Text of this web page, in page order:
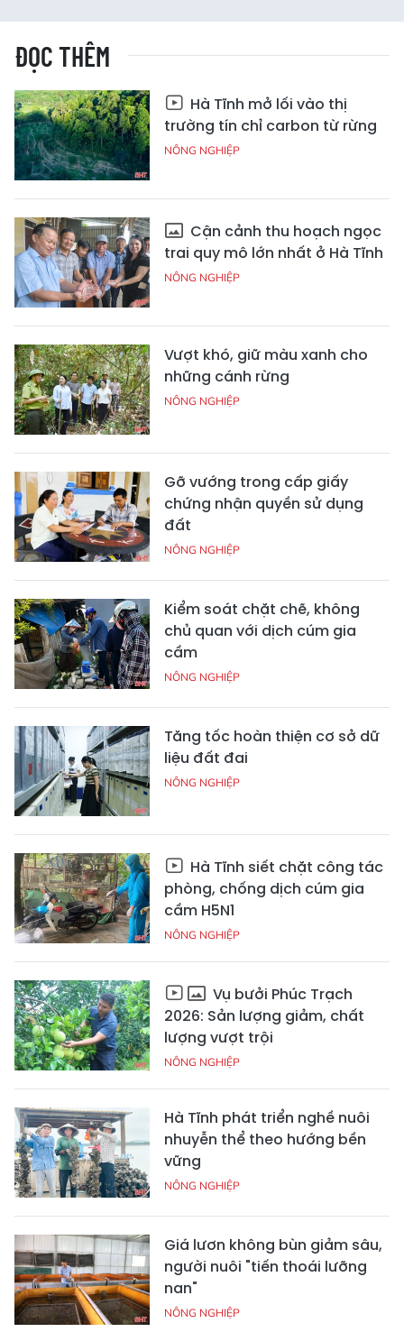
ĐỌC THÊM
Hà Tĩnh mở lối vào thị
trường tín chỉ carbon từ rừng
NÔNG NGHIỆP
Cận cảnh thu hoạch ngọc
trai quy mô lớn nhất ở Hà Tĩnh
NÔNG NGHIỆP
Vượt khó, giữ màu xanh cho
những cánh rừng
NÔNG NGHIỆP
Gỡ vướng trong cấp giấy
chứng nhận quyền sử dụng
đất
NÔNG NGHIỆP
Kiểm soát chặt chẽ, không
chủ quan với dịch cúm gia
cầm
NÔNG NGHIỆP
Tăng tốc hoàn thiện cơ sở dữ
liệu đất đai
NÔNG NGHIỆP
Hà Tĩnh siết chặt công tác
phòng, chống dịch cúm gia
cầm H5N1
NÔNG NGHIỆP
Vụ bưởi Phúc Trạch
2026: Sản lượng giảm, chất
lượng vượt trội
NÔNG NGHIỆP
Hà Tĩnh phát triển nghề nuôi
nhuyễn thể theo hướng bền
vững
NÔNG NGHIỆP
Giá lươn không bùn giảm sâu,
người nuôi "tiến thoái lưỡng
nan"
NÔNG NGHIỆP